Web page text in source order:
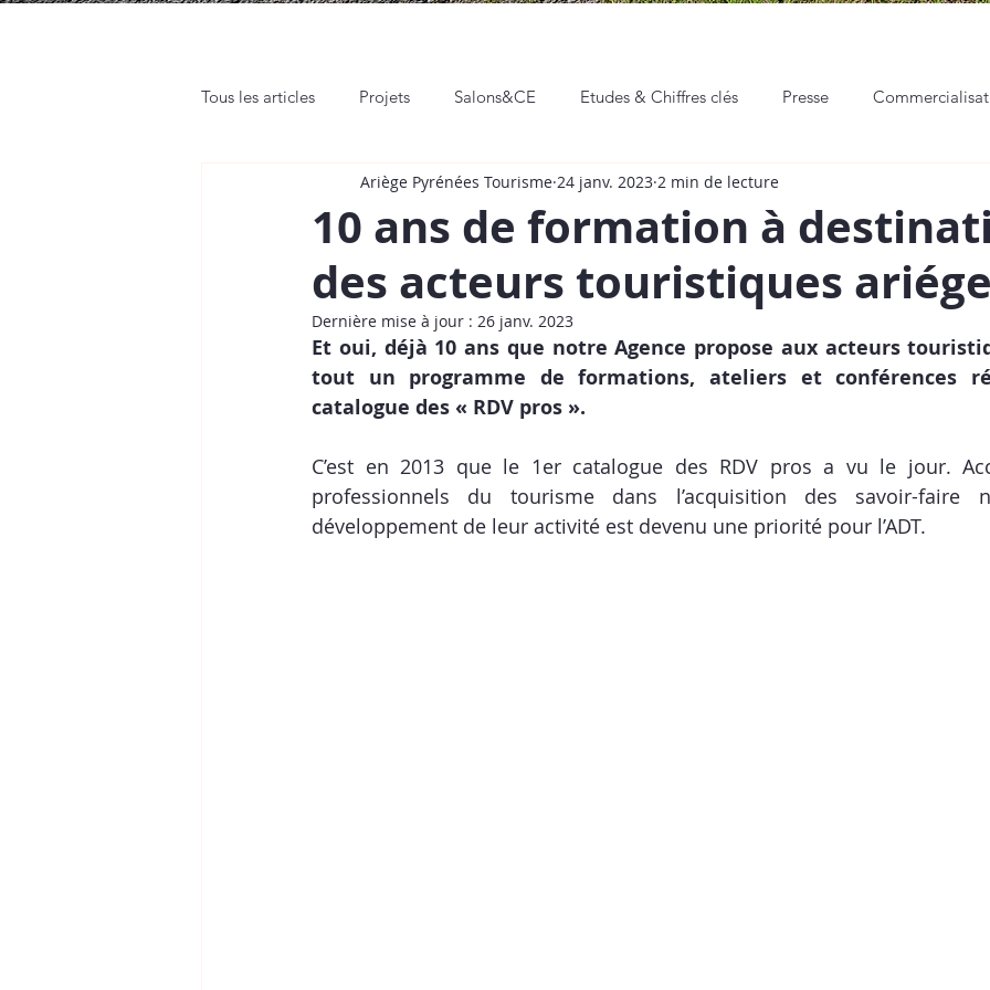
Tous les articles Projets Salons&CE Etudes & Chiffres clés Presse
Rendez-vous pro Web et Réseaux sociaux Communication & Marketing
Place de Marché Hackathon Événements Vie de l'ADT
10 ans de formation à
des acteurs touristiques
Ariège Pyrénées Tourisme 24 janv. 2023 2 min de lecture
Dernière mise à jour : 26 janv. 2023
Et oui, déjà 10 ans que notre Agence propose aux acteurs
tout un programme de formations, ateliers et conférences
catalogue des « RDV pros ».
C’est en 2013 que le 1er catalogue des RDV pros a vu le jour.
professionnels du tourisme dans l’acquisition des savoir-faire
développement de leur activité est devenu une priorité pour l’ADT.